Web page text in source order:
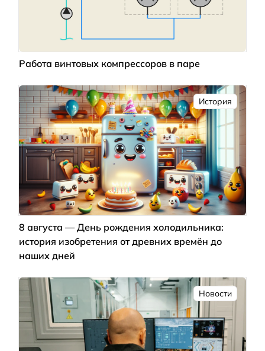
Работа винтовых компрессоров в паре
История
8 августа — День рождения холодильника:
история изобретения от древних времён до
наших дней
Новости